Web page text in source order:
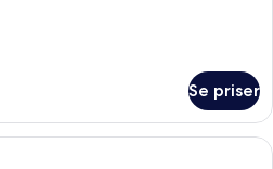
Se priser